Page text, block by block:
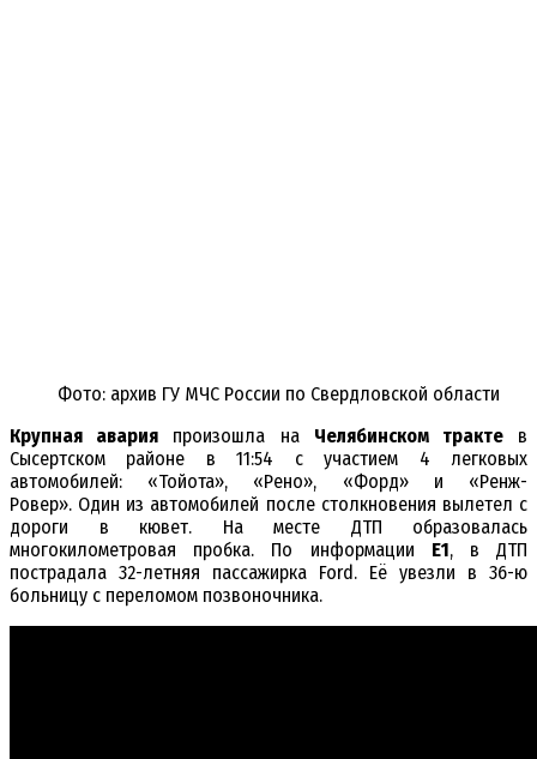
Фото: архив ГУ МЧС России по Свердловской области
Крупная авария произошла на Челябинском трактев
Сысертском районе в 11:54 с участием 4 легковых
автомобилей: «Тойота», «Рено», «Форд» и «Ренж-
Ровер». Один из автомобилей после столкновения вылетел с
дороги в кювет. На месте ДТП образовалась
многокилометровая пробка. По информации E1, в ДТП
пострадала 32-летняя пассажирка Ford. Её увезли в 36-ю
больницу с переломом позвоночника.